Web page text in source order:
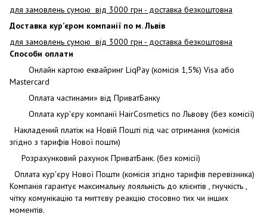
для замовлень сумою від 3000 грн - доставка безкоштовна
Доставка кур’єром компанії по м. Львів
для замовлень сумою від 3000 грн - доставка безкоштовна
Способи оплати
Онлайн картою еквайринг LiqPay (комісія 1,5%) Visa або
Mastercard
Оплата частинами» від ПриватБанку
Оплата кур'єру компанії HairCosmetics по Львову (без комісії)
Накладений платіж на Новій Пошті під час отримання (комісія
згідно з тарифів Нової пошти)
Розрахунковий рахунок ПриватБанк. (без комісії)
Оплата кур'єру Нової Пошти (комісія згідно тарифів перевізника)
Компанія гарантує максимальну лояльність до клієнтів , гнучкість ,
чітку комунікацію та миттєву реакцію стосовно тих чи інших
моментів.